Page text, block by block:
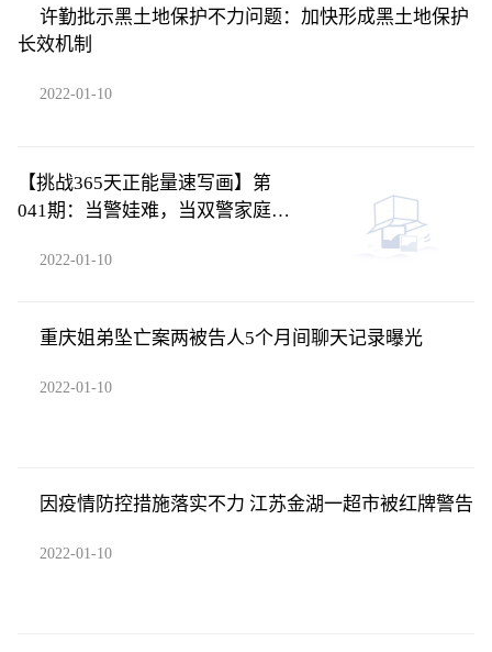
许勤批示黑土地保护不力问题：加快形成黑土地保护
长效机制
2022-01-10
【挑战365天正能量速写画】第
041期：当警娃难，当双警家庭的
2022-01-10
重庆姐弟坠亡案两被告人5个月间聊天记录曝光
2022-01-10
因疫情防控措施落实不力 江苏金湖一超市被红牌警告
2022-01-10